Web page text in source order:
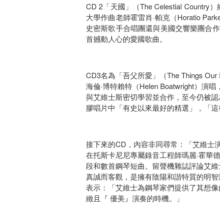
CD 2「天國」（The Celestial Country
大學作曲老師霍雷肖·帕克（Horatio
史密斯歌手合唱團還與美國交響樂團合
首撼動人心的愛國歌曲。
CD3名為「吾父所愛」（The Things
海倫·博特賴特（Helen Boatwright）演
與艾維士斯密切學習並合作，至今仍被
膠唱片中「有史以來最好的精選」，「
接下來的CD，內容非同尋常：「艾維士
在托斯卡尼尼專屬錄音工程師瑪麗·霍華
段和數首鋼琴短曲。留聲機雜誌評論艾
真誠而客觀，是擁有陰陽和諧特質的明
表示：「艾維士為鋼琴家們提供了其想
緻且『 優美』演奏的時機。」